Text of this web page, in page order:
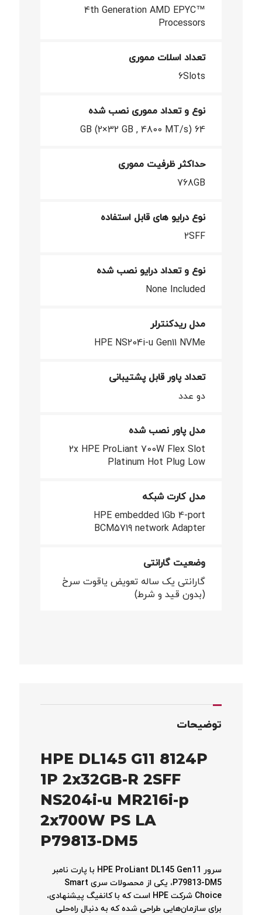
4th Generation AMD EPYC™
Processors
تعداد اسلات مموری
6Slots
نوع و تعداد مموری نصب شده
64 GB (2×32 GB , 4800 MT/s)
حداکثر ظرفیت مموری
768GB
نوع درایو های قابل استفاده
2SFF
نوع و تعداد درایو نصب شده
None Included
مدل ریدکنترلر
HPE NS204i-u Gen11 NVMe
تعداد پاور قابل پشتیبانی
دو عدد
مدل پاور نصب شده
2x HPE ProLiant 700W Flex Slot
Platinum Hot Plug Low
مدل کارت شبکه
HPE embedded 1Gb 4-port
BCM5719 network Adapter
وضعیت گارانتی
گارانتی یک ساله تعویض یاقوت سرخ
(بدون قید و شرط)
توضیحات
HPE DL145 G11 8124P
1P 2x32GB-R 2SFF
NS204i-u MR216i-p
2x700W PS LA
P79813-DM5
سرور HPE ProLiant DL145 Gen11 با پارت نامبر
P79813-DM5، یکی از محصولات سری Smart
Choice شرکت HPE است که با کانفیگ پیشنهادی،
برای سازمان‌هایی طراحی شده که به دنبال راه‌حلی